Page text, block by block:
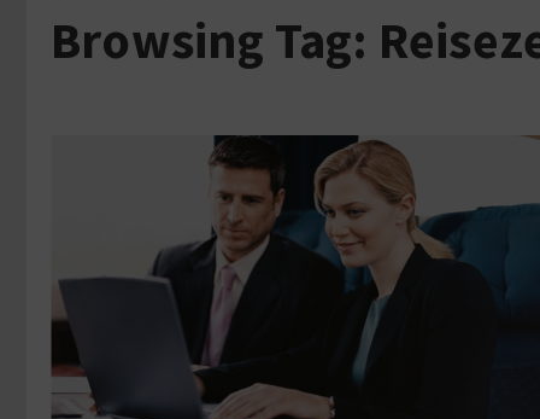
Browsing Tag: